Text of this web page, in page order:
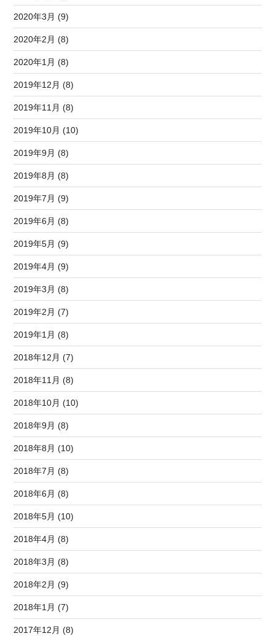
2020年3月 (9)
2020年2月 (8)
2020年1月 (8)
2019年12月 (8)
2019年11月 (8)
2019年10月 (10)
2019年9月 (8)
2019年8月 (8)
2019年7月 (9)
2019年6月 (8)
2019年5月 (9)
2019年4月 (9)
2019年3月 (8)
2019年2月 (7)
2019年1月 (8)
2018年12月 (7)
2018年11月 (8)
2018年10月 (10)
2018年9月 (8)
2018年8月 (10)
2018年7月 (8)
2018年6月 (8)
2018年5月 (10)
2018年4月 (8)
2018年3月 (8)
2018年2月 (9)
2018年1月 (7)
2017年12月 (8)